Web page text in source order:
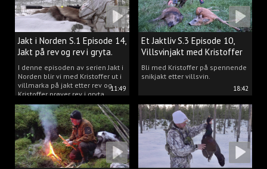
11:49
Jakt i Norden S.1 Episode 14,
Jakt på rev og rev i gryta.
I denne episoden av serien Jakt i
Norden blir vi med Kristoffer ut i
villmarka på jakt etter rev og
Kristoffer prøver rev i gryta.
18:42
Et Jaktliv S.3 Episode 10,
Villsvinjakt med Kristoffer
Bli med Kristoffer på spennende
snikjakt etter villsvin.